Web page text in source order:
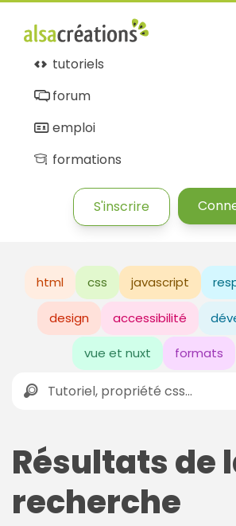
tutoriels
forum
emploi
formations
S'inscrire
html css javascript
design accessibilité
vue et nuxt formats
Résultats de
recherche